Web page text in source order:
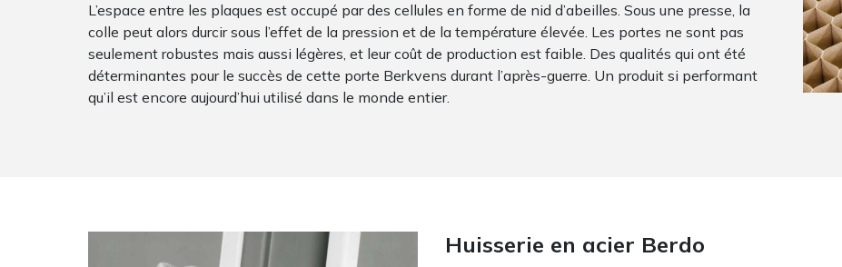
L’espace entre les plaques est occupé par des cellules en forme de nid d’abeilles. Sous une presse, la
colle peut alors durcir sous l’effet de la pression et de la température élevée. Les portes ne sont pas
seulement robustes mais aussi légères, et leur coût de production est faible. Des qualités qui ont été
déterminantes pour le succès de cette porte Berkvens durant l’après-guerre. Un produit si performant
qu’il est encore aujourd’hui utilisé dans le monde entier.
Huisserie en acier Berdo